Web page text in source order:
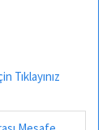
Tıklayınız